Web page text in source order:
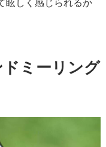
ミーリング